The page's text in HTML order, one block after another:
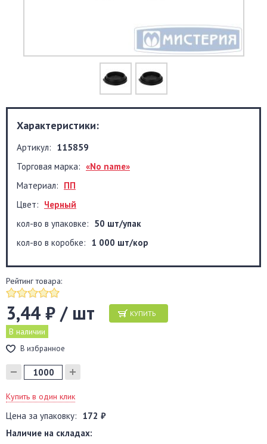
Характеристики:
Артикул: 115859
Торговая марка: «No name»
Материал: ПП
Цвет: Черный
кол-во в упаковке: 50 шт/упак
кол-во в коробке: 1 000 шт/кор
Рейтинг товара:
3,44 ₽ / шт КУПИТЬ
В наличии
В избранное
Купить в один клик
Цена за упаковку: 172 ₽
Наличие на складах: